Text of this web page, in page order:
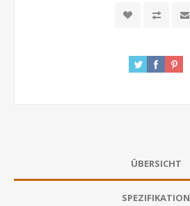
ÜBERSICHT
SPEZIFIKATION